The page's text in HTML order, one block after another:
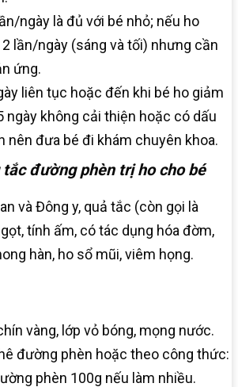
ngày là đủ với bé nhỏ; nếu ho
lần/ngày (sáng và tối) nhưng cần
ứng.
liên tục hoặc đến khi bé ho giảm
ngày không cải thiện hoặc có dấu
nên đưa bé đi khám chuyên khoa.
đường phèn trị ho cho bé
và Đông y, quả tắc (còn gọi là
tính ấm, có tác dụng hóa đờm,
hàn, ho sổ mũi, viêm họng.
vàng, lớp vỏ bóng, mọng nước.
đường phèn hoặc theo công thức:
phèn 100g nếu làm nhiều.